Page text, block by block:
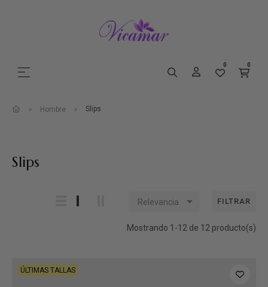
Navegación de palanca
☰ 0 0
Hombre Slips
Slips
Relevancia  FILTRAR
Mostrando 1-12 de 12 producto(s)
ÚLTIMAS TALLAS